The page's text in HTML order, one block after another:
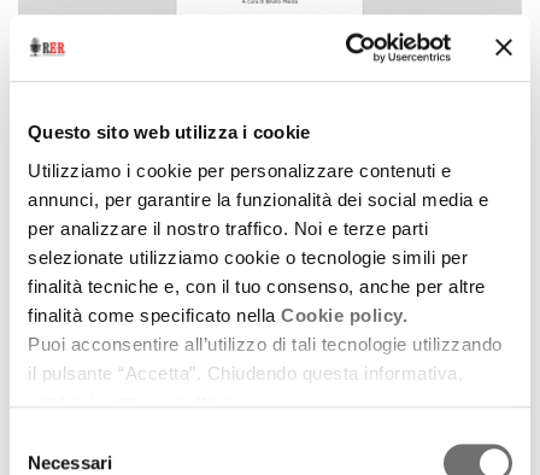
Questo sito web utilizza i cookie
Utilizziamo i cookie per personalizzare contenuti e
annunci, per garantire la funzionalità dei social media e
per analizzare il nostro traffico. Noi e terze parti
selezionate utilizziamo cookie o tecnologie simili per
finalità tecniche e, con il tuo consenso, anche per altre
finalità come specificato nella Cookie policy.
Puoi acconsentire all’utilizzo di tali tecnologie utilizzando
il pulsante “Accetta”. Chiudendo questa informativa,
delNecessari
La stanza dei Libri
Ravensbrück, 1945, di Lidia Beccaria Rolfi
27 gennaio 2021
permanente di ERT Fondazione)